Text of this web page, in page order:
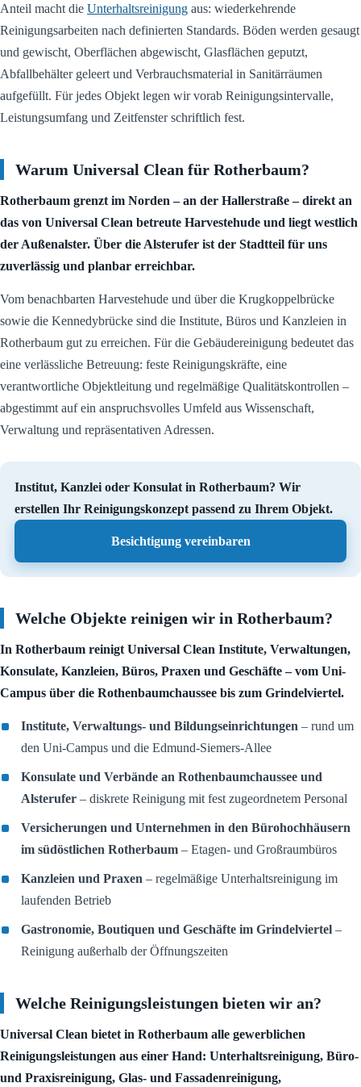
Anteil macht die Unterhaltsreinigung aus: wiederkehrende
Reinigungsarbeiten nach definierten Standards. Böden werden gesaugt
und gewischt, Oberflächen abgewischt, Glasflächen geputzt,
Abfallbehälter geleert und Verbrauchsmaterial in Sanitärräumen
aufgefüllt. Für jedes Objekt legen wir vorab Reinigungsintervalle,
Leistungsumfang und Zeitfenster schriftlich fest.
Warum Universal Clean für Rotherbaum?
Rotherbaum grenzt im Norden – an der Hallerstraße – direkt an
das von Universal Clean betreute Harvestehude und liegt westlich
der Außenalster. Über die Alsterufer ist der Stadtteil für uns
zuverlässig und planbar erreichbar.
Vom benachbarten Harvestehude und über die Krugkoppelbrücke
sowie die Kennedybrücke sind die Institute, Büros und Kanzleien in
Rotherbaum gut zu erreichen. Für die Gebäudereinigung bedeutet das
eine verlässliche Betreuung: feste Reinigungskräfte, eine
verantwortliche Objektleitung und regelmäßige Qualitätskontrollen –
abgestimmt auf ein anspruchsvolles Umfeld aus Wissenschaft,
Verwaltung und repräsentativen Adressen.
Institut, Kanzlei oder Konsulat in Rotherbaum? Wir
erstellen Ihr Reinigungskonzept passend zu Ihrem Objekt.
Besichtigung vereinbaren
Welche Objekte reinigen wir in Rotherbaum?
In Rotherbaum reinigt Universal Clean Institute, Verwaltungen,
Konsulate, Kanzleien, Büros, Praxen und Geschäfte – vom Uni-
Campus über die Rothenbaumchaussee bis zum Grindelviertel.
Institute, Verwaltungs- und Bildungseinrichtungen – rund um
den Uni-Campus und die Edmund-Siemers-Allee
Konsulate und Verbände an Rothenbaumchaussee und
Alsterufer – diskrete Reinigung mit fest zugeordnetem Personal
Versicherungen und Unternehmen in den Bürohochhäusern
im südöstlichen Rotherbaum – Etagen- und Großraumbüros
Kanzleien und Praxen – regelmäßige Unterhaltsreinigung im
laufenden Betrieb
Gastronomie, Boutiquen und Geschäfte im Grindelviertel –
Reinigung außerhalb der Öffnungszeiten
Welche Reinigungsleistungen bieten wir an?
Universal Clean bietet in Rotherbaum alle gewerblichen
Reinigungsleistungen aus einer Hand: Unterhaltsreinigung, Büro-
und Praxisreinigung, Glas- und Fassadenreinigung,